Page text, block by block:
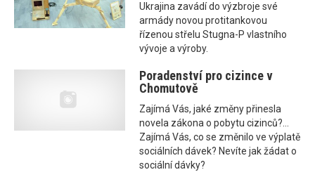
Ukrajina zavádí do výzbroje své
armády novou protitankovou
řízenou střelu Stugna-P vlastního
vývoje a výroby.
Poradenství pro cizince v
Chomutově
Zajímá Vás, jaké změny přinesla
novela zákona o pobytu cizinců?...
Zajímá Vás, co se změnilo ve výplatě
sociálních dávek? Nevíte jak žádat o
sociální dávky?